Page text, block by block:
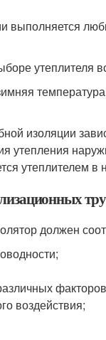
выполняется
утеплителя
изоляции
утепления
утеплителем в
должен
воздействия;